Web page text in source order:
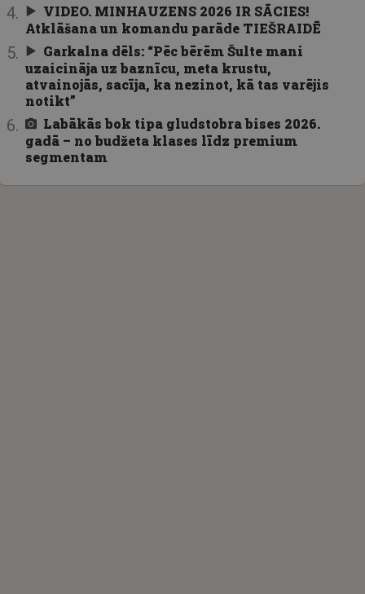
VIDEO. MINHAUZENS 2026 IR SĀCIES!
Atklāšana un komandu parāde TIEŠRAIDĒ
Garkalna dēls: “Pēc bērēm Šulte mani
uzaicināja uz baznīcu, meta krustu,
atvainojās, sacīja, ka nezinot, kā tas varējis
notikt”
Labākās bok tipa gludstobra bises 2026.
gadā – no budžeta klases līdz premium
segmentam